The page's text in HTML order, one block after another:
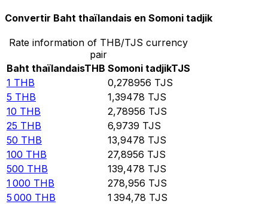
Convertir Baht thaïlandais en Somoni tadjik
Rate information of THB/TJS currency
pair
Baht thaïlandaisTHB Somoni tadjikTJS
1 THB 0,278956 TJS
5 THB 1,39478 TJS
10 THB 2,78956 TJS
25 THB 6,9739 TJS
50 THB 13,9478 TJS
100 THB 27,8956 TJS
500 THB 139,478 TJS
1 000 THB 278,956 TJS
5 000 THB 1 394,78 TJS